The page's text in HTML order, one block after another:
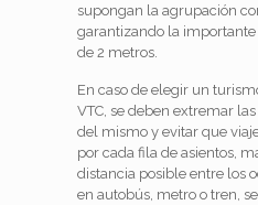
supongan la agrupación
garantizando la
de 2 metros.
En caso de elegir un
VTC, se deben extremar
del mismo y evitar que
por cada fila de asientos,
distancia posible entre los
en autobús, metro o tren,